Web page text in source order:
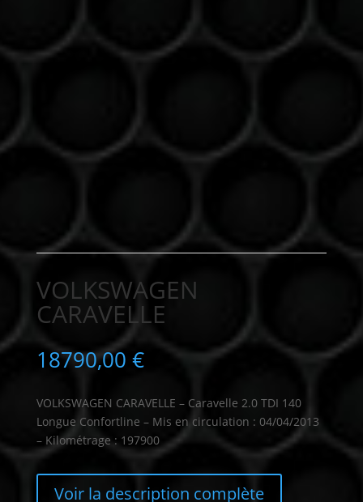
VOLKSWAGEN
CARAVELLE
18790,00 €
VOLKSWAGEN CARAVELLE – Caravelle 2.0 TDI 140
Longue Confortline – Mis en circulation : 04/04/2013
– Kilométrage : 197900
Voir la description complète